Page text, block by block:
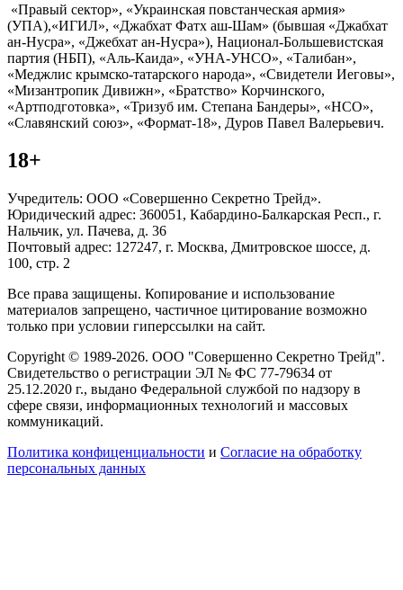
«Правый сектор», «Украинская повстанческая армия»
(УПА),«ИГИЛ», «Джабхат Фатх аш-Шам» (бывшая «Джабхат
ан-Нусра», «Джебхат ан-Нусра»), Национал-Большевистская
партия (НБП), «Аль-Каида», «УНА-УНСО», «Талибан»,
«Меджлис крымско-татарского народа», «Свидетели Иеговы»,
«Мизантропик Дивижн», «Братство» Корчинского,
«Артподготовка», «Тризуб им. Степана Бандеры», «НСО»,
«Славянский союз», «Формат-18», Дуров Павел Валерьевич.
18+
Учредитель: ООО «Совершенно Секретно Трейд».
Юридический адрес: 360051, Кабардино-Балкарская Респ., г.
Нальчик, ул. Пачева, д. 36
Почтовый адрес: 127247, г. Москва, Дмитровское шоссе, д.
100, стр. 2
Все права защищены. Копирование и использование
материалов запрещено, частичное цитирование возможно
только при условии гиперссылки на сайт.
Copyright © 1989-2026. ООО "Совершенно Секретно Трейд".
Свидетельство о регистрации ЭЛ № ФС 77-79634 от
25.12.2020 г., выдано Федеральной службой по надзору в
сфере связи, информационных технологий и массовых
коммуникаций.
Политика конфиценциальности и Согласие на обработку
персональных данных